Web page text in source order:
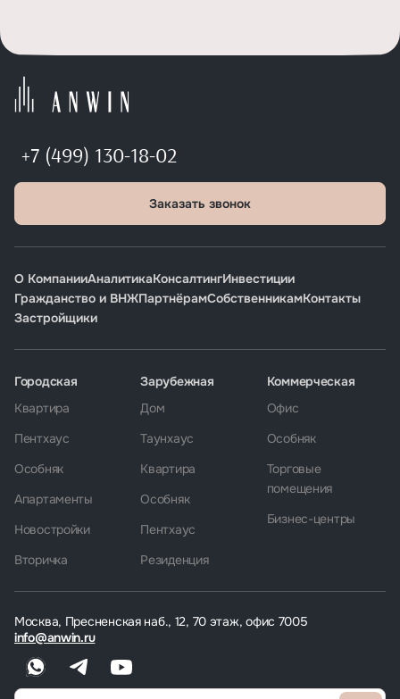
+7 (499) 130-18-02
Заказать звонок
О КомпанииАналитикаКонсалтингИнвестиции
Гражданство и ВНЖПартнёрамСобственникамКонтакты
Застройщики
Москва, Пресненская наб., 12, 70 этаж, офис 7005
info@anwin.ru
Городская
Квартира
Пентхаус
Особняк
Апартаменты
Новостройки
Вторичка
Зарубежная
Дом
Таунхаус
Квартира
Особняк
Пентхаус
Резиденция
Коммерческая
Офис
Особняк
Торговые
помещения
Бизнес-центры